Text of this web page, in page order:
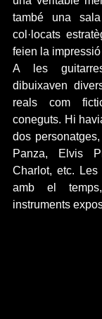
també una
col·locats
feien la
A les
dibuixaven
reals com
coneguts. Hi
dos
Panza, Elvis
Charlot, etc.
amb el
instruments